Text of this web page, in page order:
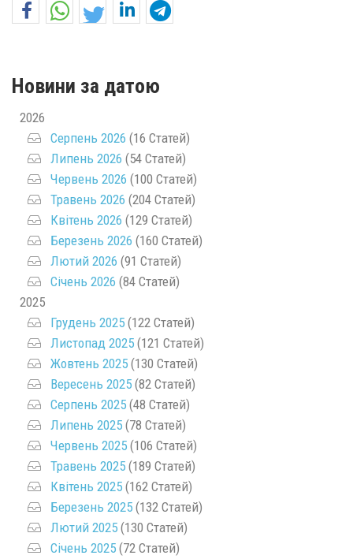
Новини за датою
2026
Серпень 2026 (16 Статей)
Липень 2026 (54 Статей)
Червень 2026 (100 Статей)
Травень 2026 (204 Статей)
Квітень 2026 (129 Статей)
Березень 2026 (160 Статей)
Лютий 2026 (91 Статей)
Січень 2026 (84 Статей)
2025
Грудень 2025 (122 Статей)
Листопад 2025 (121 Статей)
Жовтень 2025 (130 Статей)
Вересень 2025 (82 Статей)
Серпень 2025 (48 Статей)
Липень 2025 (78 Статей)
Червень 2025 (106 Статей)
Травень 2025 (189 Статей)
Квітень 2025 (162 Статей)
Березень 2025 (132 Статей)
Лютий 2025 (130 Статей)
Січень 2025 (72 Статей)